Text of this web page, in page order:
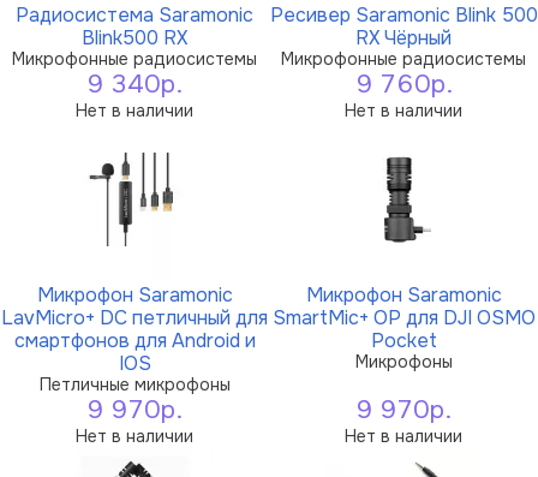
Радиосистема Saramonic
Blink500 RX
Микрофонные радиосистемы
9 340р.
Нет в наличии
Ресивер Saramonic Blink 500
RX Чёрный
Микрофонные радиосистемы
9 760р.
Нет в наличии
Микрофон Saramonic
LavMicro+ DC петличный для
смартфонов для Android и
IOS
Петличные микрофоны
9 970р.
Нет в наличии
Микрофон Saramonic
SmartMic+ OP для DJI OSMO
Pocket
Микрофоны
9 970р.
Нет в наличии